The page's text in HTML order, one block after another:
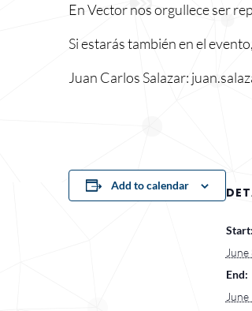
En Vector nos orgullece ser
Si estarás también en el
Juan Carlos Salazar:
Add to calendar
Start:
June
End:
June